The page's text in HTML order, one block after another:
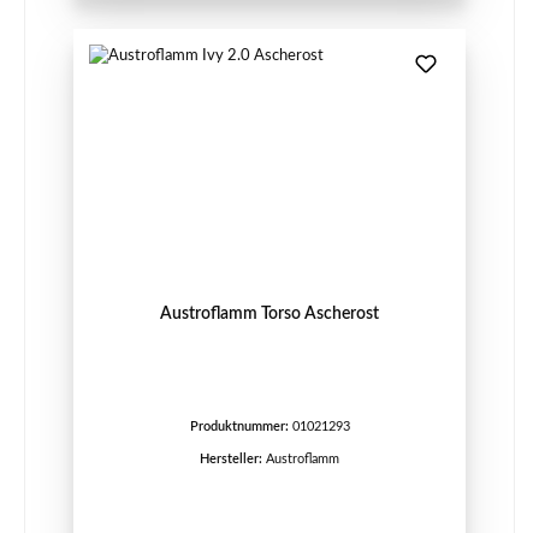
Austroflamm Torso Ascherost
Produktnummer: 01021293
Hersteller: Austroflamm